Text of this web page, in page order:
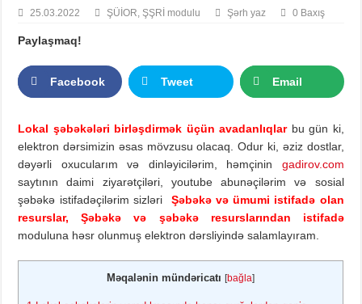
25.03.2022 ŞÜİOR, ŞŞRİ modulu Şərh yaz 0 Baxış
Paylaşmaq!
Facebook Tweet Email
Lokal şəbəkələri birləşdirmək üçün avadanlıqlar bu gün ki,
elektron dərsimizin əsas mövzusu olacaq. Odur ki, əziz dostlar,
dəyərli oxucularım və dinləyicilərim, həmçinin gadirov.com
saytının daimi ziyarətçiləri, youtube abunəçilərim və sosial
şəbəkə istifadəçilərim sizləri Şəbəkə və ümumi istifadə olan
resurslar, Şəbəkə və şəbəkə resurslarından istifadə
moduluna həsr olunmuş elektron dərsliyində salamlayıram.
Məqalənin mündəricatı [bağla]